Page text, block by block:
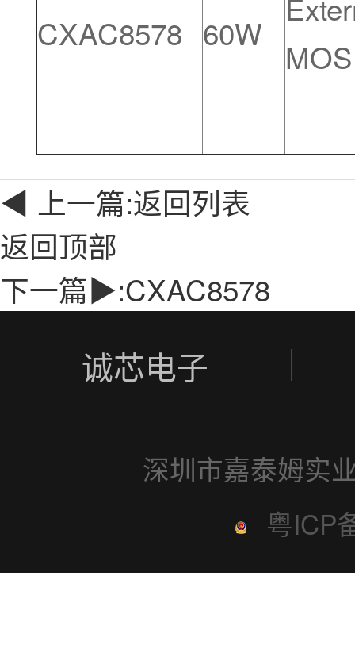
CXAC8578 60W
◀ 上一篇:返回列表
返回顶部
下一篇▶:CXAC8578
诚芯电子
深圳市嘉泰姆实
粤ICP